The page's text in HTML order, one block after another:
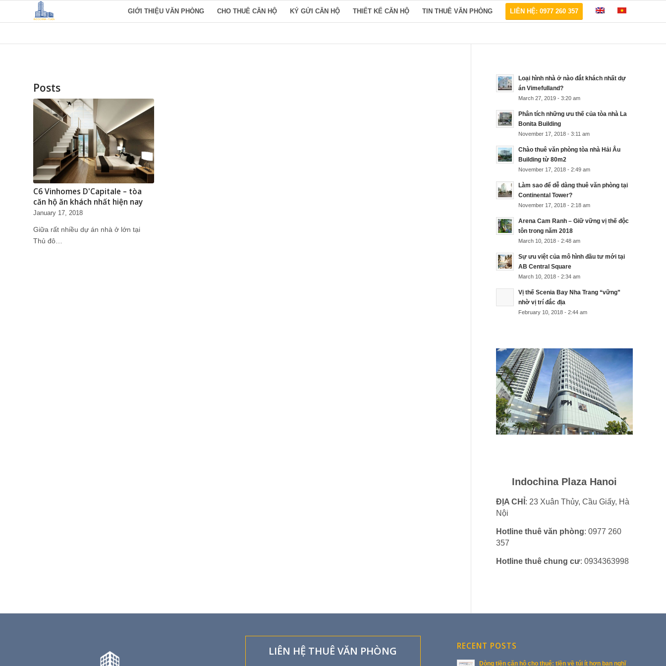
GIỚI THIỆU VĂN PHÒNG CHO THUÊ CĂN HỘ KÝ GỬI CĂN HỘ THIẾT KẾ CĂN HỘ TIN THUÊ VĂN PHÒNG LIÊN HỆ: 0977 260 357
Posts
C6 Vinhomes D'Capitale – tòa
căn hộ ăn khách nhất hiện nay
January 17, 2018
Giữa rất nhiều dự án nhà ở lớn tại
Thủ đô…
Loại hình nhà ở nào đắt khách nhất dự
án Vimefulland?
March 27, 2019 - 3:20 am
Phân tích những ưu thế của tòa nhà La
Bonita Building
November 17, 2018 - 3:11 am
Chào thuê văn phòng tòa nhà Hải Âu
Building từ 80m2
November 17, 2018 - 2:49 am
Làm sao để dễ dàng thuê văn phòng tại
Continental Tower?
November 17, 2018 - 2:18 am
Arena Cam Ranh – Giữ vững vị thế độc
tôn trong năm 2018
March 10, 2018 - 2:48 am
Sự ưu việt của mô hình đầu tư mới tại
AB Central Square
March 10, 2018 - 2:34 am
Vị thế Scenia Bay Nha Trang “vững”
nhờ vị trí đắc địa
February 10, 2018 - 2:44 am
Indochina Plaza Hanoi
ĐỊA CHỈ : 23 Xuân Thủy, Cầu Giấy, Hà
Nội
Hotline thuê văn phòng: 0977 260
357
Hotline thuê chung cư: 0934363998
LIÊN HỆ THUÊ VĂN PHÒNG
RECENT POSTS
Dòng tiền căn hộ cho thuê: tiền về túi ít hơn bạn nghĩ